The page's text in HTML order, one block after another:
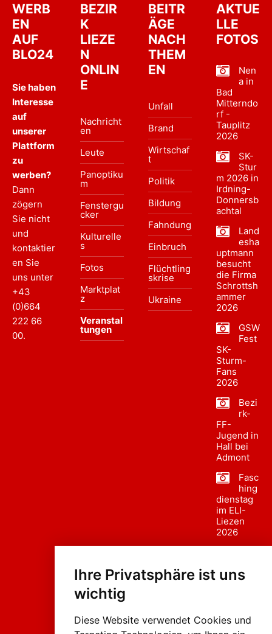
Ihre Privatsphäre ist uns
wichtig
Diese Website verwendet Cookies und
WERB
EN
AUF
BLO24
Sie haben
Interesse
auf
unserer
Plattform
zu
werben?
Dann
zögern
Sie nicht
und
kontaktier
en Sie
uns unter
+43
(0)664
222 66
00.
BEZIR
K
LIEZE
N
ONLIN
E
Nachricht
en
Leute
Panoptiku
m
Fenstergu
cker
Kulturelle
s
Fotos
Marktplat
z
Veranstal
tungen
BEITR
ÄGE
NACH
THEM
EN
Unfall
Brand
Wirtschaf
t
Politik
Bildung
Fahndung
Einbruch
Flüchtling
skrise
Ukraine
AKTUE
LLE
FOTOS
Nen
a in
Bad
Mitterndo
rf -
Tauplitz
2026
SK-
Stur
m 2026 in
Irdning-
Donnersb
achtal
Land
esha
uptmann
besucht
die Firma
Schrottsh
ammer
2026
GSW
Fest
SK-
Sturm-
Fans
2026
Bezi
rk-
FF-
Jugend in
Hall bei
Admont
Fasc
hing
dienstag
im ELI-
Liezen
2026
sumzug
Liezen